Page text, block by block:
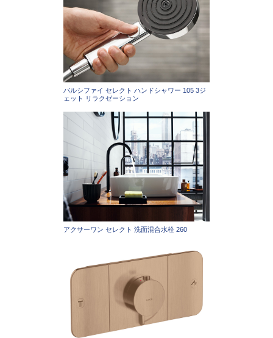
パルシファイ セレクト ハンドシャワー 105 3ジ
ェット リラクゼーション
アクサーワン セレクト 洗面混合水栓 260